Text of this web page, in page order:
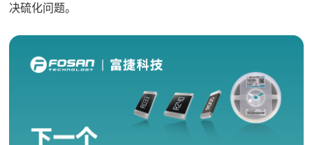
决硫化问题。